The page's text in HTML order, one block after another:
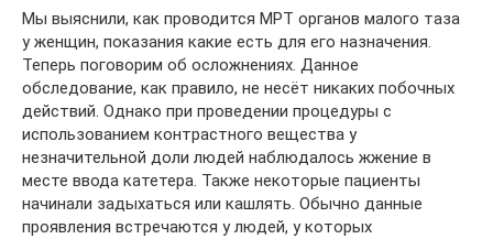
Мы выяснили, как проводится МРТ органов малого таза
у женщин, показания какие есть для его назначения.
Теперь поговорим об осложнениях. Данное
обследование, как правило, не несёт никаких побочных
действий. Однако при проведении процедуры с
использованием контрастного вещества у
незначительной доли людей наблюдалось жжение в
месте ввода катетера. Также некоторые пациенты
начинали задыхаться или кашлять. Обычно данные
проявления встречаются у людей, у которых